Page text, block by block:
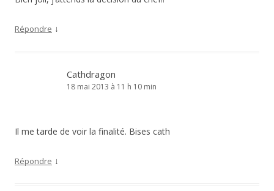
Répondre ↓
Cathdragon
18 mai 2013 à 11 h 10 min
Il me tarde de voir la finalité. Bises cath
Répondre ↓